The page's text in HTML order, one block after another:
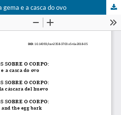
gema e a casca do ovo